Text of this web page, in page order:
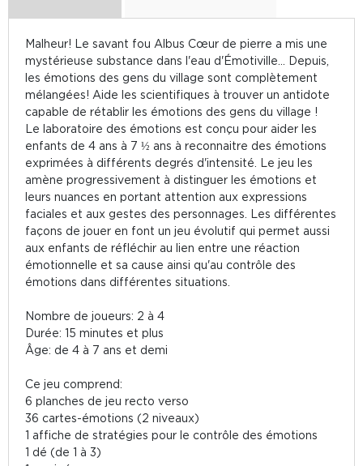
Malheur! Le savant fou Albus Cœur de pierre a mis une
mystérieuse substance dans l'eau d'Émotiville... Depuis,
les émotions des gens du village sont complètement
mélangées! Aide les scientifiques à trouver un antidote
capable de rétablir les émotions des gens du village !
Le laboratoire des émotions est conçu pour aider les
enfants de 4 ans à 7 ½ ans à reconnaitre des émotions
exprimées à différents degrés d'intensité. Le jeu les
amène progressivement à distinguer les émotions et
leurs nuances en portant attention aux expressions
faciales et aux gestes des personnages. Les différentes
façons de jouer en font un jeu évolutif qui permet aussi
aux enfants de réfléchir au lien entre une réaction
émotionnelle et sa cause ainsi qu'au contrôle des
émotions dans différentes situations.
Nombre de joueurs: 2 à 4
Durée: 15 minutes et plus
Âge: de 4 à 7 ans et demi
Ce jeu comprend:
6 planches de jeu recto verso
36 cartes-émotions (2 niveaux)
1 affiche de stratégies pour le contrôle des émotions
1 dé (de 1 à 3)